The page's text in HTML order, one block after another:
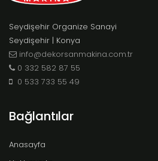
Seydişehir Organize Sanayi
Seydişehir | Konya
info@dekorsanmakina.com.tr
0 332 582 87 55
0 533 733 55 49
Bağlantılar
Anasayfa